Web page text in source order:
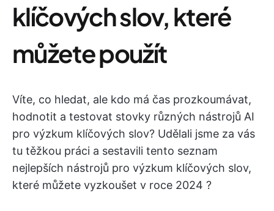
klíčových slov, které
můžete použít
Víte, co hledat, ale kdo má čas prozkoumávat,
hodnotit a testovat stovky různých nástrojů AI
pro výzkum klíčových slov? Udělali jsme za vás
tu těžkou práci a sestavili tento seznam
nejlepších nástrojů pro výzkum klíčových slov,
které můžete vyzkoušet v roce 2024 ?